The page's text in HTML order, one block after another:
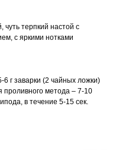
чуть терпкий настой с
с яркими нотками
г заварки (2 чайных ложки)
проливного метода – 7-10
в течение 5-15 сек.